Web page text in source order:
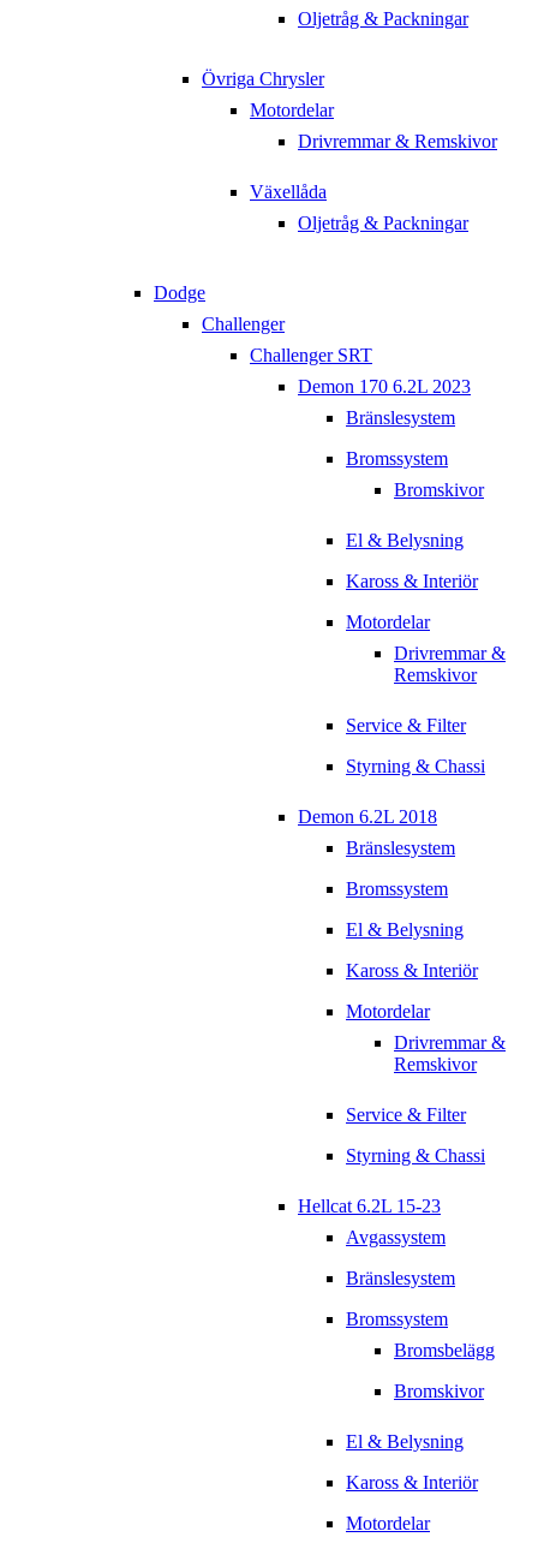
Oljetråg & Packningar
Övriga Chrysler
Motordelar
Drivremmar & Remskivor
Växellåda
Oljetråg & Packningar
Dodge
Challenger
Challenger SRT
Demon 170 6.2L 2023
Bränslesystem
Bromssystem
Bromskivor
El & Belysning
Kaross & Interiör
Motordelar
Drivremmar &
Remskivor
Service & Filter
Styrning & Chassi
Demon 6.2L 2018
Bränslesystem
Bromssystem
El & Belysning
Kaross & Interiör
Motordelar
Drivremmar &
Remskivor
Service & Filter
Styrning & Chassi
Hellcat 6.2L 15-23
Avgassystem
Bränslesystem
Bromssystem
Bromsbelägg
Bromskivor
El & Belysning
Kaross & Interiör
Motordelar